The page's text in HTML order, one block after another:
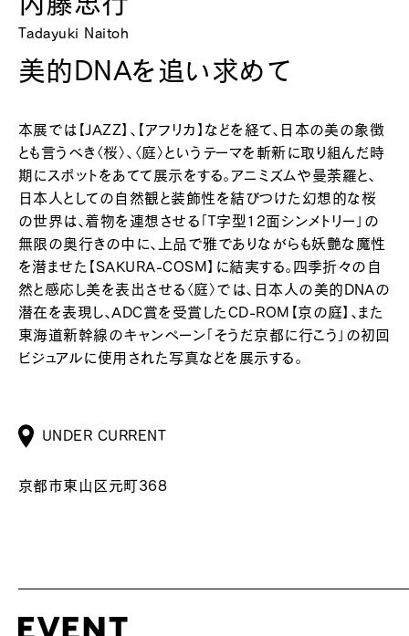
Tadayuki Naitoh
美的DNAを追い求めて
本展では【JAZZ】、【アフリカ】などを経て、日本の美の象徴
とも言うべき〈桜〉、〈庭〉というテーマを斬新に取り組んだ時
期にスポットをあてて展示をする。アニミズムや曼荼羅と、
日本人としての自然観と装飾性を結びつけた幻想的な桜
の世界は、着物を連想させる「Ｔ字型12面シンメトリー」の
無限の奥行きの中に、上品で雅でありながらも妖艶な魔性
を潜ませた【SAKURA-COSM】に結実する。四季折々の自
然と感応し美を表出させる〈庭〉では、日本人の美的DNAの
潜在を表現し、ADC賞を受賞したCD-ROM【京の庭】、また
東海道新幹線のキャンペーン「そうだ京都に行こう」の初回
ビジュアルに使用された写真などを展示する。
UNDER CURRENT
京都市東山区元町368